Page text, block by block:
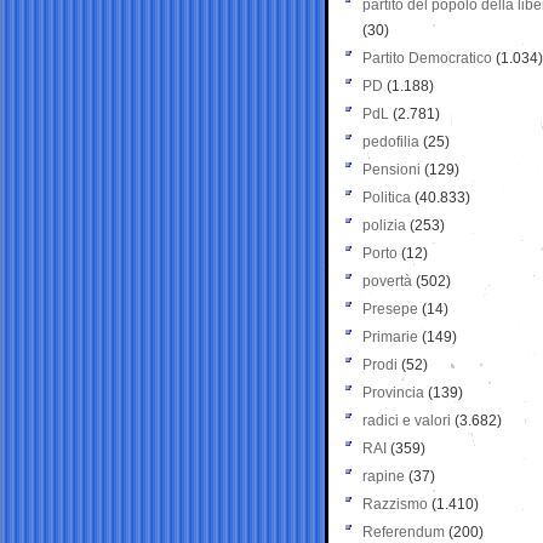
partito del popolo della
(30)
Partito Democratico (1.034)
PD (1.188)
PdL (2.781)
pedofilia (25)
Pensioni (129)
Politica (40.833)
polizia (253)
Porto (12)
povertà (502)
Presepe (14)
Primarie (149)
Prodi (52)
Provincia (139)
radici e valori (3.682)
RAI (359)
rapine (37)
Razzismo (1.410)
Referendum (200)